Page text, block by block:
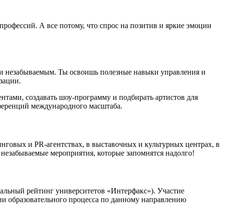
А все потому, что спрос на позитив и яркие эмоции
незабываемым. Ты освоишь полезные навыки управления и
создавать шоу-программу и подбирать артистов для
международного масштаба.
и PR-агентствах, в выставочных и культурных центрах, в
мероприятия, которые запомнятся надолго!
рейтинг университетов «Интерфакс»). Участие
образовательного процесса по данному направлению